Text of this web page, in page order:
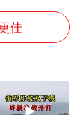
甩不了锅
》名单
已下架
市民书》
佳